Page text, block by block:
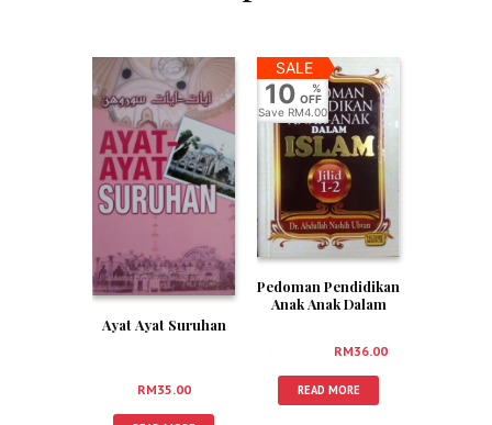
Ayat Ayat Suruhan
RM35.00
SALE
10
%
OFF
Save RM4.00
Pedoman Pendidikan
Anak Anak Dalam
RM36.00
READ MORE